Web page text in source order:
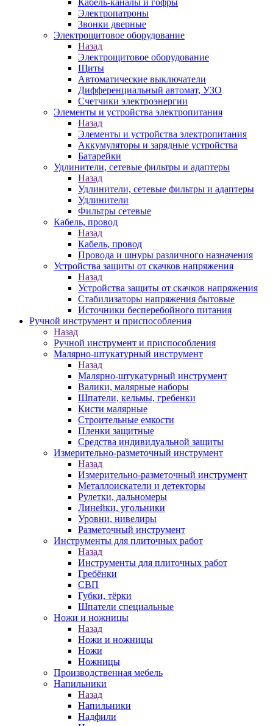
Кабель-каналы и гофры
Электропатроны
Звонки дверные
Электрощитовое оборудование
Назад
Электрощитовое оборудование
Щиты
Автоматические выключатели
Дифференциальный автомат, УЗО
Счетчики электроэнергии
Элементы и устройства электропитания
Назад
Элементы и устройства электропитания
Аккумуляторы и зарядные устройства
Батарейки
Удлинители, сетевые фильтры и адаптеры
Назад
Удлинители, сетевые фильтры и адаптеры
Удлинители
Фильтры сетевые
Кабель, провод
Назад
Кабель, провод
Провода и шнуры различного назначения
Устройства защиты от скачков напряжения
Назад
Устройства защиты от скачков напряжения
Стабилизаторы напряжения бытовые
Источники бесперебойного питания
Ручной инструмент и приспособления
Назад
Ручной инструмент и приспособления
Малярно-штукатурный инструмент
Назад
Малярно-штукатурный инструмент
Валики, малярные наборы
Шпатели, кельмы, гребенки
Кисти малярные
Строительные емкости
Пленки защитные
Средства индивидуальной защиты
Измерительно-разметочный инструмент
Назад
Измерительно-разметочный инструмент
Металлоискатели и детекторы
Рулетки, дальномеры
Линейки, угольники
Уровни, нивелиры
Разметочный инструмент
Инструменты для плиточных работ
Назад
Инструменты для плиточных работ
Гребёнки
СВП
Губки, тёрки
Шпатели специальные
Ножи и ножницы
Назад
Ножи и ножницы
Ножи
Ножницы
Производственная мебель
Напильники
Назад
Напильники
Надфили